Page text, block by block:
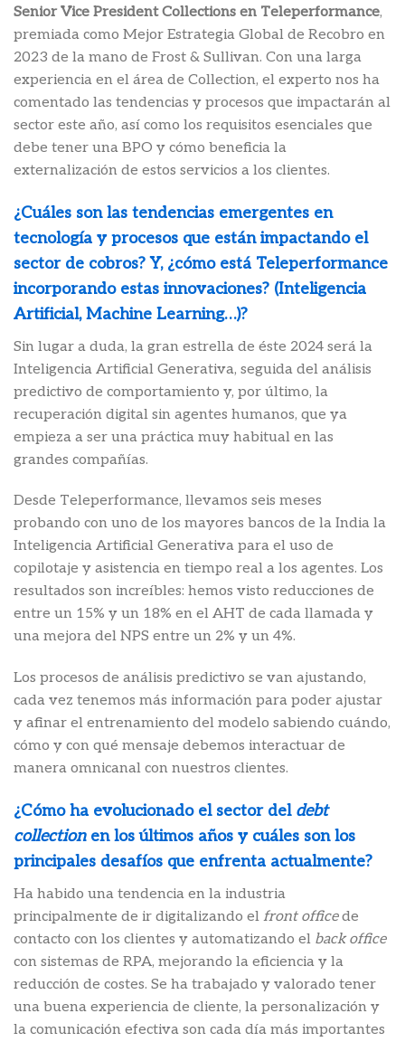
Senior Vice President Collections en Teleperformance,
premiada como Mejor Estrategia Global de Recobro en
2023 de la mano de Frost & Sullivan. Con una larga
experiencia en el área de Collection, el experto nos ha
comentado las tendencias y procesos que impactarán al
sector este año, así como los requisitos esenciales que
debe tener una BPO y cómo beneficia la
externalización de estos servicios a los clientes.
¿Cuáles son las tendencias emergentes en
tecnología y procesos que están impactando el
sector de cobros? Y, ¿cómo está Teleperformance
incorporando estas innovaciones? (Inteligencia
Artificial, Machine Learning…)?
Sin lugar a duda, la gran estrella de éste 2024 será la
Inteligencia Artificial Generativa, seguida del análisis
predictivo de comportamiento y, por último, la
recuperación digital sin agentes humanos, que ya
empieza a ser una práctica muy habitual en las
grandes compañías.
Desde Teleperformance, llevamos seis meses
probando con uno de los mayores bancos de la India la
Inteligencia Artificial Generativa para el uso de
copilotaje y asistencia en tiempo real a los agentes. Los
resultados son increíbles: hemos visto reducciones de
entre un 15% y un 18% en el AHT de cada llamada y
una mejora del NPS entre un 2% y un 4%.
Los procesos de análisis predictivo se van ajustando,
cada vez tenemos más información para poder ajustar
y afinar el entrenamiento del modelo sabiendo cuándo,
cómo y con qué mensaje debemos interactuar de
manera omnicanal con nuestros clientes.
¿Cómo ha evolucionado el sector del debt
collectionen los últimos años y cuáles son los
principales desafíos que enfrenta actualmente?
Ha habido una tendencia en la industria
principalmente de ir digitalizando el front officede
contacto con los clientes y automatizando el back office
con sistemas de RPA, mejorando la eficiencia y la
reducción de costes. Se ha trabajado y valorado tener
una buena experiencia de cliente, la personalización y
la comunicación efectiva son cada día más importantes